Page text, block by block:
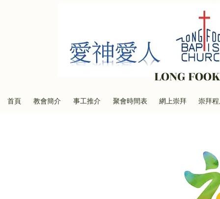
LONG
首頁 教會簡介 事工推介 聚會時間表 網上崇拜 崇拜